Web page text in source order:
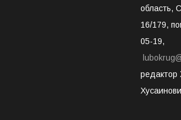
область,
16/179,
05-19,
редактор